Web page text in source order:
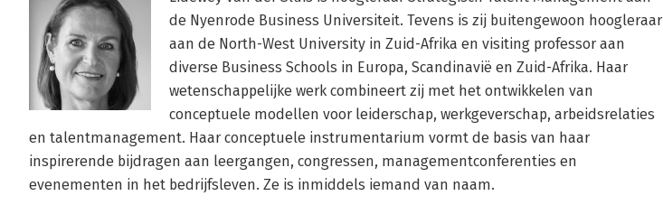
de Nyenrode Business Universiteit. Tevens is zij buitengewoon hoogleraar
aan de North-West University in Zuid-Afrika en visiting professor aan
diverse Business Schools in Europa, Scandinavië en Zuid-Afrika. Haar
wetenschappelijke werk combineert zij met het ontwikkelen van
conceptuele modellen voor leiderschap, werkgeverschap, arbeidsrelaties
en talentmanagement. Haar conceptuele instrumentarium vormt de basis van haar
inspirerende bijdragen aan leergangen, congressen, managementconferenties en
evenementen in het bedrijfsleven. Ze is inmiddels iemand van naam.